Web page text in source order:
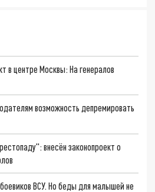
в центре Москвы: На генералов
возможность депремировать
внесён законопроект о
ВСУ. Но беды для малышей не